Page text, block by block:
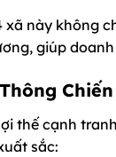
xã này không
giúp
thế cạnh
sắc: